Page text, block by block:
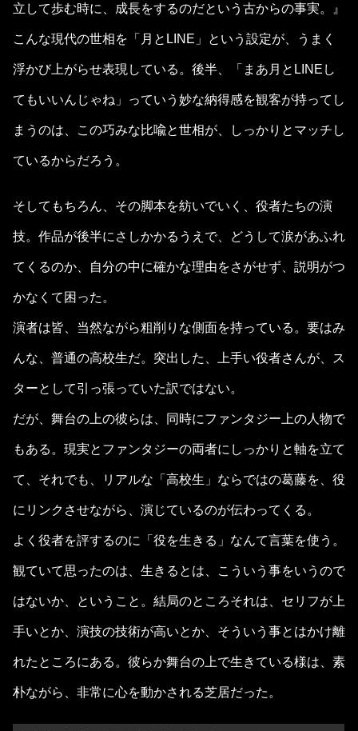
立して歩む時に、成長をするのだという古からの事実。』
こんな現代の世相を「月とLINE」という設定が、うまく
浮かび上がらせ表現している。後半、「まあ月とLINEし
てもいいんじゃね」っていう妙な納得感を観客が持ってし
まうのは、この巧みな比喩と世相が、しっかりとマッチし
ているからだろう。
そしてもちろん、その脚本を紡いでいく、役者たちの演
技。作品が後半にさしかかるうえで、どうして涙があふれ
てくるのか、自分の中に確かな理由をさがせず、説明がつ
かなくて困った。
演者は皆、当然ながら粗削りな側面を持っている。要はみ
んな、普通の高校生だ。突出した、上手い役者さんが、ス
ターとして引っ張っていた訳ではない。
だが、舞台の上の彼らは、同時にファンタジー上の人物で
もある。現実とファンタジーの両者にしっかりと軸を立て
て、それでも、リアルな「高校生」ならではの葛藤を、役
にリンクさせながら、演じているのが伝わってくる。
よく役者を評するのに「役を生きる」なんて言葉を使う。
観ていて思ったのは、生きるとは、こういう事をいうので
はないか、ということ。結局のところそれは、セリフが上
手いとか、演技の技術が高いとか、そういう事とはかけ離
れたところにある。彼らか舞台の上で生きている様は、素
朴ながら、非常に心を動かされる芝居だった。